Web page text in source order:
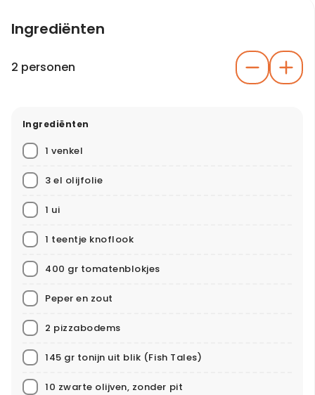
Ingrediënten
2 personen
Ingrediënten
1 venkel
3 el olijfolie
1 ui
1 teentje knoflook
400 gr tomatenblokjes
Peper en zout
2 pizzabodems
145 gr tonijn uit blik (Fish Tales)
10 zwarte olijven, zonder pit